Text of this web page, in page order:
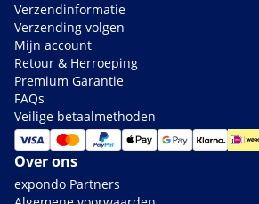
Verzendinformatie
Verzending volgen
Mijn account
Retour & Herroeping
Premium Garantie
FAQs
Veilige betaalmethoden
Over ons
expondo Partners